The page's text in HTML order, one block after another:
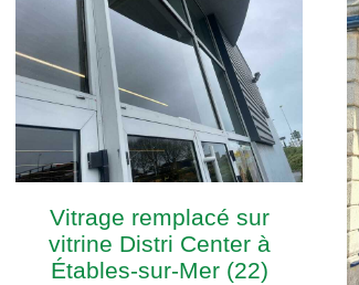
Vitrage remplacé sur
vitrine Distri Center à
Étables-sur-Mer (22)